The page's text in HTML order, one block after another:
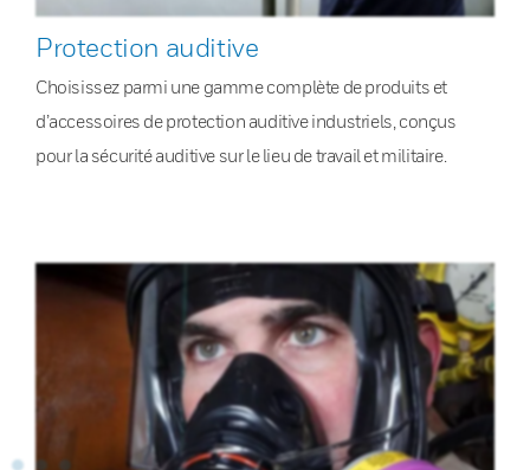
Protection auditive
Choisissez parmi une gamme complète de produits et
d’accessoires de protection auditive industriels, conçus
pour la sécurité auditive sur le lieu de travail et militaire.